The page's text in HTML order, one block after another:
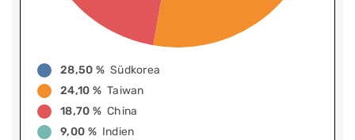
28,50 % Südkorea
24,10 % Taiwan
18,70 % China
9,00 % Indien